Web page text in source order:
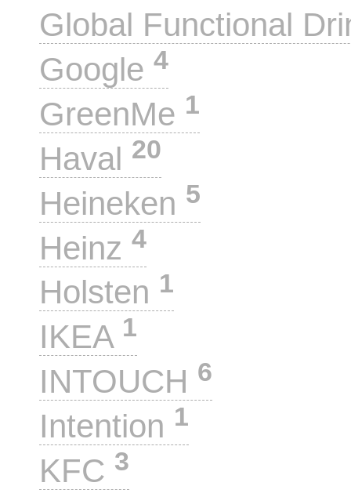
Global Functional
Google 4
GreenMe 1
Haval 20
Heineken 5
Heinz 4
Holsten 1
IKEA 1
INTOUCH 6
Intention 1
KFC 3